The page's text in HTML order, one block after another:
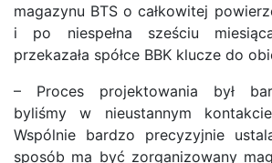
magazynu BTS o całkowitej
i po niespełna sześciu
przekazała spółce BBK klucze do
– Proces projektowania był
byliśmy w nieustannym
Wspólnie bardzo precyzyjnie
sposób ma być zorganizowany